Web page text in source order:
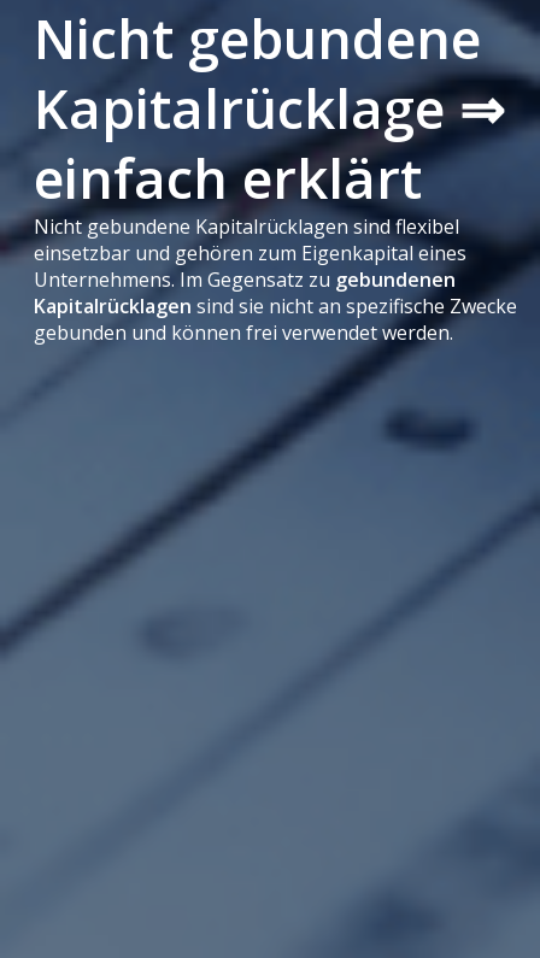
Nicht gebundene
Kapitalrücklage ⇒
einfach erklärt
Nicht gebundene Kapitalrücklagen sind flexibel
einsetzbar und gehören zum Eigenkapital eines
Unternehmens. Im Gegensatz zu gebundenen
Kapitalrücklagen sind sie nicht an spezifische Zwecke
gebunden und können frei verwendet werden.